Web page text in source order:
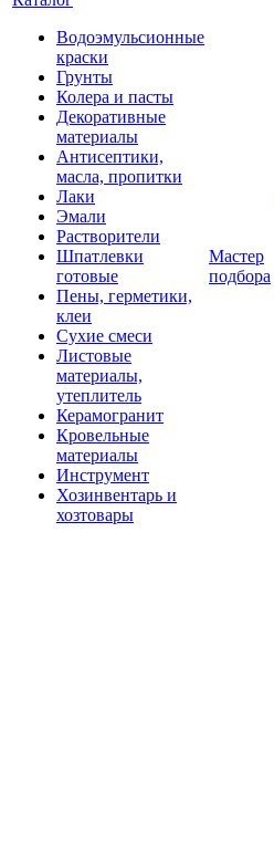
Водоэмульсионные
краски
Грунты
Колера и пасты
Декоративные
материалы
Антисептики,
масла, пропитки
Лаки
Эмали
Растворители
Шпатлевки
готовые
Пены, герметики,
клеи
Сухие смеси
Листовые
материалы,
утеплитель
Керамогранит
Кровельные
материалы
Инструмент
Хозинвентарь и
хозтовары
Мастер
подбора